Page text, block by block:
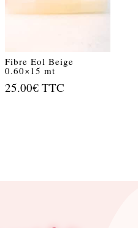
Fibre Eol Beige
0.60×15 mt
25.00€ TTC